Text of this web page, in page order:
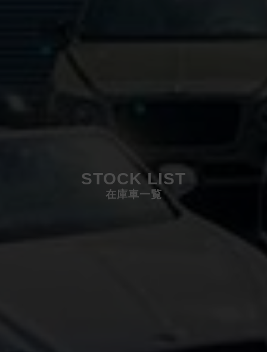
STOCK LIST
在庫車一覧